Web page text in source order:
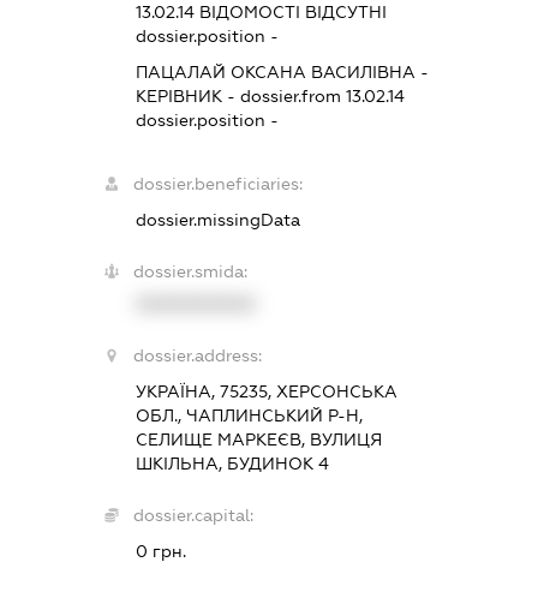
13.02.14ВІДОМОСТІ ВІДСУТНІ
dossier.position -
ПАЦАЛАЙ ОКСАНА ВАСИЛІВНА -
КЕРІВНИК- dossier.from 13.02.14
dossier.position -
dossier.beneficiaries:
dossier.missingData
dossier.smida:
dossier.address:
УКРАЇНА, 75235, ХЕРСОНСЬКА
ОБЛ., ЧАПЛИНСЬКИЙ Р-Н,
СЕЛИЩЕ МАРКЕЄВ, ВУЛИЦЯ
ШКІЛЬНА, БУДИНОК 4
dossier.capital:
0 грн.